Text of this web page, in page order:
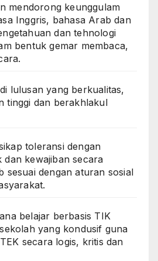
mendorong keunggulam
Inggris, bahasa Arab dan
dan tehnologi
bentuk gemar membaca,
lulusan yang berkualitas,
tinggi dan berakhlakul
toleransi dengan
dan kewajiban secara
sesuai dengan aturan sosial
belajar berbasis TIK
yang kondusif guna
secara logis, kritis dan